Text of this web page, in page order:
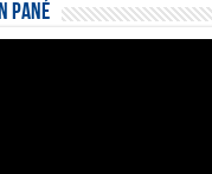
Pané